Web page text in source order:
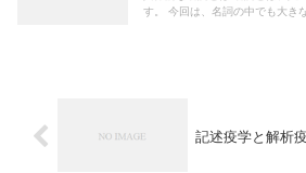
す。 今回は、名詞の中でも大き
記述疫学と解析